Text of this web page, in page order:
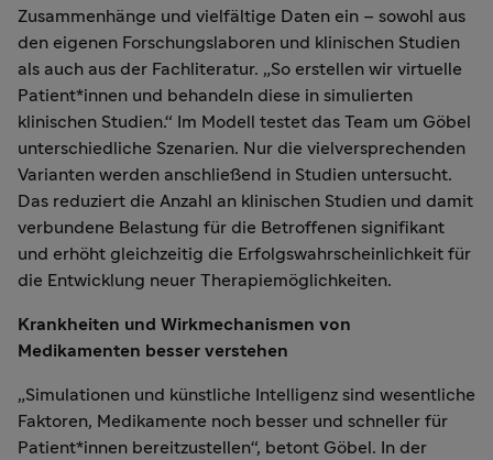
Zusammenhänge und vielfältige Daten ein – sowohl aus
den eigenen Forschungslaboren und klinischen Studien
als auch aus der Fachliteratur. „So erstellen wir virtuelle
Patient*innen und behandeln diese in simulierten
klinischen Studien.“ Im Modell testet das Team um Göbel
unterschiedliche Szenarien. Nur die vielversprechenden
Varianten werden anschließend in Studien untersucht.
Das reduziert die Anzahl an klinischen Studien und damit
verbundene Belastung für die Betroffenen signifikant
und erhöht gleichzeitig die Erfolgswahrscheinlichkeit für
die Entwicklung neuer Therapiemöglichkeiten.
Krankheiten und Wirkmechanismen von
Medikamenten besser verstehen
„Simulationen und künstliche Intelligenz sind wesentliche
Faktoren, Medikamente noch besser und schneller für
Patient*innen bereitzustellen“, betont Göbel. In der